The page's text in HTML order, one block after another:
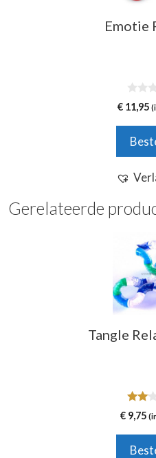
Emotie
0
v
5
€ 11,95
Gerelateerde
Tangle
2.00
van
€ 9,75